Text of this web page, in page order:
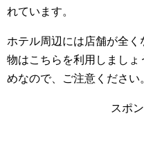
れています。
ホテル周辺には店舗が全
物はこちらを利用しまし
めなので、ご注意ください
スポ